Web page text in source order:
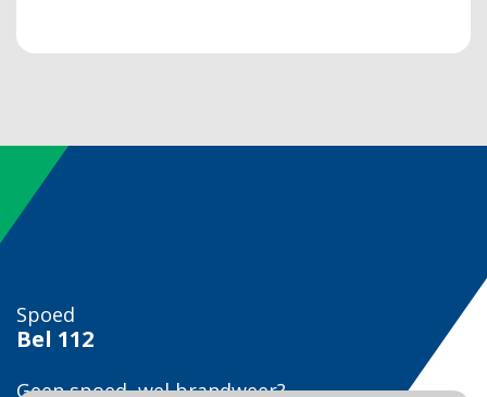
Spoed
Bel 112
Geen spoed, wel brandweer?